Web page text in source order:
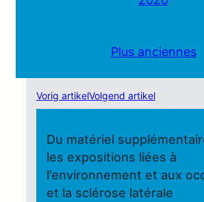
Plus anciennes
Vorig artikelVolgend artikel
Du matériel
les expositions liées à
l’environnement et aux
et la sclérose latérale